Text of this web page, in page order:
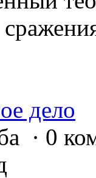
дело
· 0